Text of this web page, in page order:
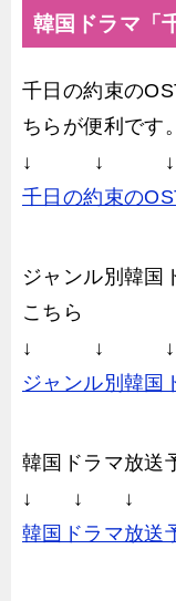
韓国ドラマ「
千日の約束の
ちらが便利です。
↓ ↓ ↓
千日の約束の
ジャンル別韓国
こちら
↓ ↓ ↓
ジャンル別韓国
韓国ドラマ放送
↓ ↓ ↓
韓国ドラマ放送